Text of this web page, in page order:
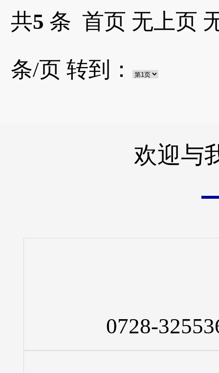
共5 条 首页 无上页
条/页 转到：
欢迎与
0728-